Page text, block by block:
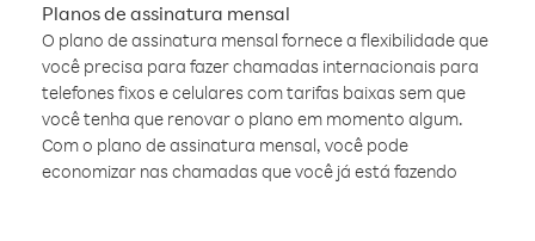
Planos de assinatura mensal
O plano de assinatura mensal fornece a flexibilidade que
você precisa para fazer chamadas internacionais para
telefones fixos e celulares com tarifas baixas sem que
você tenha que renovar o plano em momento algum.
Com o plano de assinatura mensal, você pode
economizar nas chamadas que você já está fazendo